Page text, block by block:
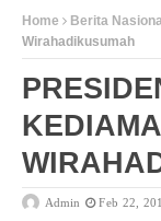
Home Berita
Wirahadikusumah
Admin Feb 22,